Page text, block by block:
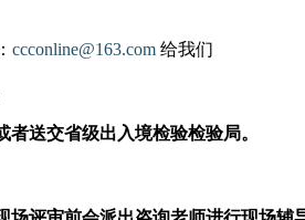
ccconline@163.com 给我们
送交省级出入境检验检验局。